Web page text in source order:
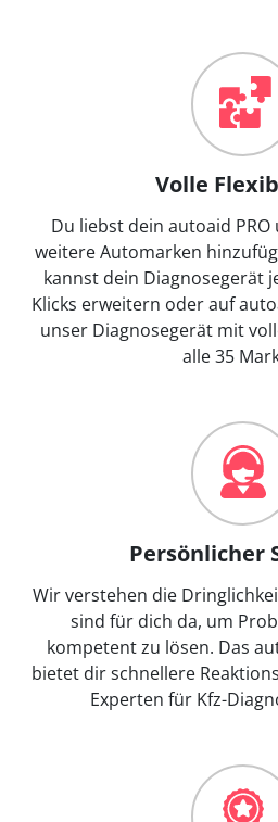
Volle
Du liebst dein autoaid
weitere Automarken
kannst dein Diagnosegerät
Klicks erweitern oder auf
unser Diagnosegerät mit
alle 35
Persönlicher
Wir verstehen die
sind für dich da, um
kompetent zu lösen. Das
bietet dir schnellere
Experten für Kfz-